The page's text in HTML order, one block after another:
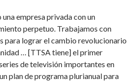
una empresa privada con un
perpetuo. Trabajamos con
para lograr el cambio revolucionario
… [TTSA tiene] el primer
de televisión importantes en
plan de programa plurianual para